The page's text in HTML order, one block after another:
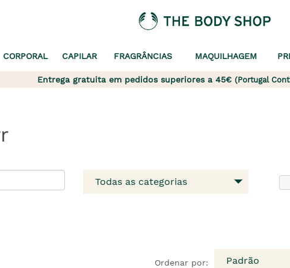
CORPORAL CAPILAR FRAGRÂNCIAS MAQUILHAGEM
Entrega gratuita em pedidos superiores a 45€ (Portugal
Todas as categorias
Ordenar por: Padrão